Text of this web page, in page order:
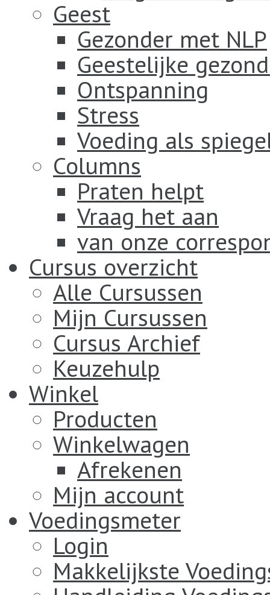
Geest
Gezonder met NLP
Geestelijke
Ontspanning
Stress
Voeding als
Columns
Praten helpt
Vraag het aan
van onze
Cursus overzicht
Alle Cursussen
Mijn Cursussen
Cursus Archief
Keuzehulp
Winkel
Producten
Winkelwagen
Afrekenen
Mijn account
Voedingsmeter
Login
Makkelijkste